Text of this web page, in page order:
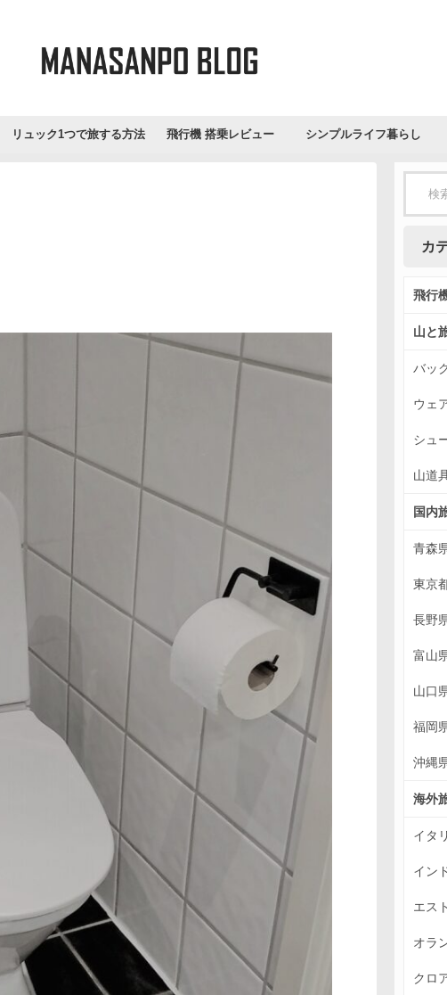
リュック1つで旅する方法 飛行機 搭乗レビュー シンプルライフ暮らし
カ
飛行
山と
バッ
ウェ
シュ
山道
国内
青森
東京
長野
富山
山口
福岡
沖縄
海外
イタ
イン
エス
オラ
クロ